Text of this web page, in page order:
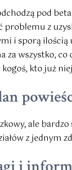
pod
z
i sporą
za wszystko,
kto już
ale
z jednym